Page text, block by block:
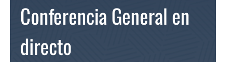
Conferencia General en
directo